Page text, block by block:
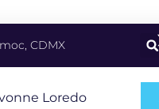
CDMX
Loredo